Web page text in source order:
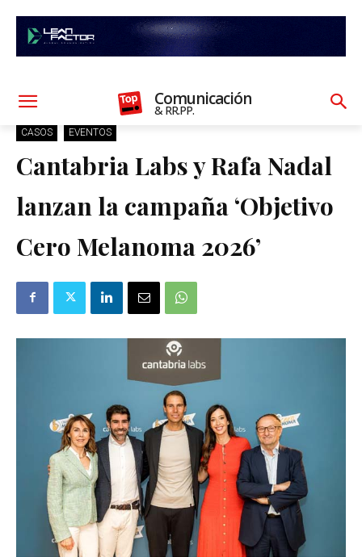
Comunicación
& RR.PP.
CASOS EVENTOS
Cantabria Labs y Rafa Nadal
lanzan la campaña ‘Objetivo
Cero Melanoma 2026’